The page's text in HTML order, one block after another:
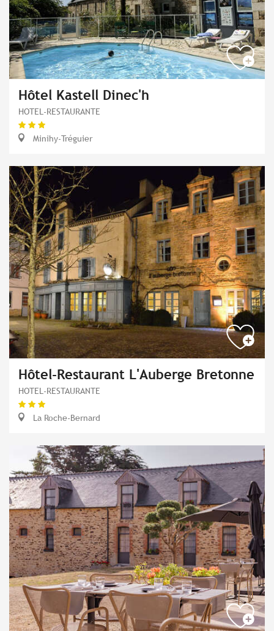
Hôtel Kastell Dinec'h
HOTEL-RESTAURANTE
Minihy-Tréguier
Hôtel-Restaurant L'Auberge Bretonne
HOTEL-RESTAURANTE
La Roche-Bernard